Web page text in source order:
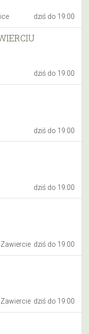
dziś do 19:00
dziś do 19:00
dziś do 19:00
dziś do 19:00
Zawiercie dziś do 19:00
Zawiercie dziś do 19:00